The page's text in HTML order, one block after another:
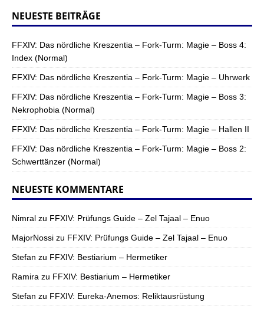
NEUESTE BEITRÄGE
FFXIV: Das nördliche Kreszentia – Fork-Turm: Magie – Boss 4:
Index (Normal)
FFXIV: Das nördliche Kreszentia – Fork-Turm: Magie – Uhrwerk
FFXIV: Das nördliche Kreszentia – Fork-Turm: Magie – Boss 3:
Nekrophobia (Normal)
FFXIV: Das nördliche Kreszentia – Fork-Turm: Magie – Hallen II
FFXIV: Das nördliche Kreszentia – Fork-Turm: Magie – Boss 2:
Schwerttänzer (Normal)
NEUESTE KOMMENTARE
Nimral zu FFXIV: Prüfungs Guide – Zel Tajaal – Enuo
MajorNossi zu FFXIV: Prüfungs Guide – Zel Tajaal – Enuo
Stefan zu FFXIV: Bestiarium – Hermetiker
Ramira zu FFXIV: Bestiarium – Hermetiker
Stefan zu FFXIV: Eureka-Anemos: Reliktausrüstung